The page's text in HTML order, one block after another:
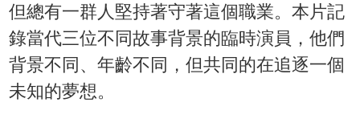
但總有一群人堅持著守著這個職業。本片記
錄當代三位不同故事背景的臨時演員，他們
背景不同、年齡不同，但共同的在追逐一個
未知的夢想。